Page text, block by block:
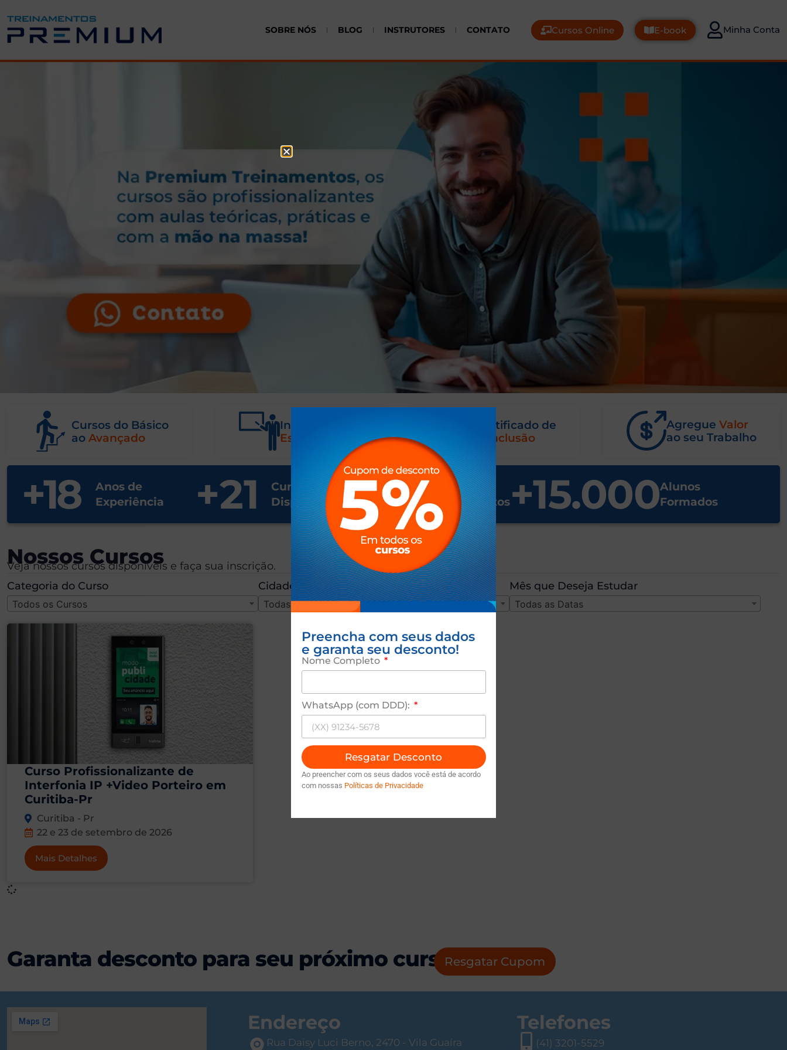
SOBRE NÓS BLOG INSTRUTORES CONTATO Cursos Online E-book Minha Conta
Cursos do Básico
ao Avançado
Instrutores
Especializados
Certificado de
Conclusão
Agregue Valor
ao seu Trabalho
Anos de
Experiência
+18
Cursos
Disponíveis
+21
Centros de
Treinamentos
12
Alunos
Formados
+15.000
Nossos Cursos
Veja nossos cursos disponíveis e faça sua inscrição.
Categoria do Curso
Todos os Cursos
Cidade onde Deseja Estudar
Todas as Cidades
Mês que Deseja Estudar
Todas as Datas
Curso Profissionalizante de
Interfonia IP +Video Porteiro em
Curitiba-Pr
Curitiba - Pr
22 e 23 de setembro de 2026
Mais Detalhes
Garanta desconto para seu próximo curso!Resgatar Cupom
Endereço
Rua Daisy Luci Berno, 2470 - Vila Guaíra
Telefones
(41) 3201-5529
Preencha com seus dados
e garanta seu desconto!
Nome Completo
WhatsApp (com DDD):
Resgatar Desconto
Ao preencher com os seus dados você está de acordo
com nossas Políticas de Privacidade